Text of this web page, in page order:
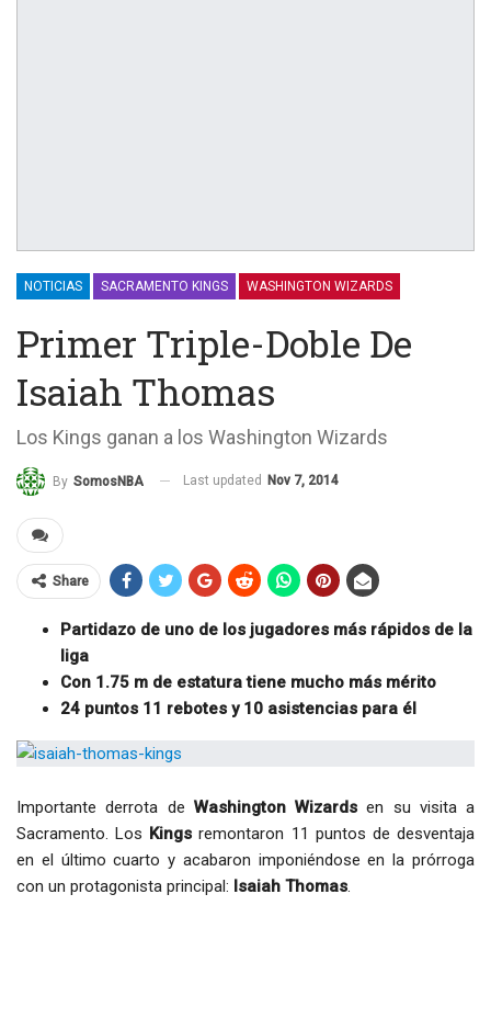
NOTICIAS SACRAMENTO KINGS WASHINGTON WIZARDS
Primer Triple-Doble De
Isaiah Thomas
Los Kings ganan a los Washington Wizards
By SomosNBA Last updated Nov 7, 2014
Share
Partidazo de uno de los jugadores más rápidos de la
liga
Con 1.75 m de estatura tiene mucho más mérito
24 puntos 11 rebotes y 10 asistencias para él
Importante derrota de Washington Wizards en su visita a
Sacramento. Los Kings remontaron 11 puntos de desventaja
en el último cuarto y acabaron imponiéndose en la prórroga
con un protagonista principal: Isaiah Thomas.